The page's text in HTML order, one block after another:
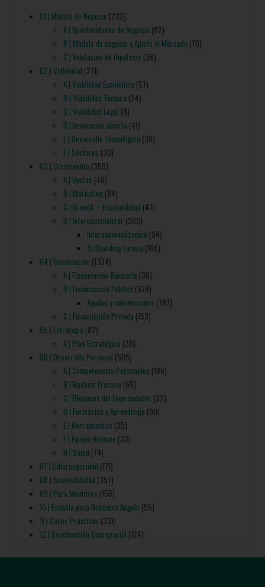
01 | Modelo de Negocio (232)
A | Oportunidades de Negocio (82)
B | Modelo de negocio y Ajuste al Mercado (70)
C | Validación de Hipótesis (36)
02 | Viabilidad (271)
A | Viabilidad Económica (57)
B | Viabilidad Técnica (24)
C | Viabilidad Legal (8)
D | Innovación abierta (41)
E | Desarrollo Tecnológico (36)
F | Sectores (30)
03 | Crecimiento (359)
A | Ventas (46)
B | Marketing(84)
C | Growth – Escalabilidad (47)
D | Internacionalizar (200)
Internacionalización (94)
Softlanding Europa (106)
04 | Financiación (1.134)
A | Financiación Bancaria (30)
B | Financiación Pública (878)
Ayudas y subvenciones (787)
C | Financiación Privada (153)
05 | Estrategia (82)
A | Plan Estratégico (38)
06 | Desarrollo Personal (505)
A | Competencias Personales (186)
B | Reducir Fracaso (65)
C | Bloqueos del Emprendedor (32)
D | Formación y Aprendizaje (90)
E | Herramientas (25)
F | Equipo Humano (33)
H | Salud (74)
07 | Ciberseguridad (171)
08 | Sostenibilidad (357)
09 | Para Mentores (156)
10 | Escuela para Business Angels (55)
11 | Casos Prácticos (331)
12 | Reactivación Empresarial (124)